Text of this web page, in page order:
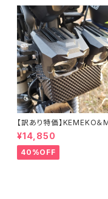
【訳あり特価】KEMEKO
OWOLF プロジェクター式
強力ライト＆フォグ ハンターライ
トMDL5004 オールインワ
イプ
¥14,850
40%OFF